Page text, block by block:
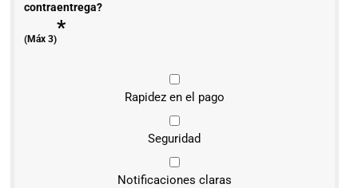
contraentrega?
(Máx 3)*
Rapidez en el pago
Seguridad
Notificaciones claras